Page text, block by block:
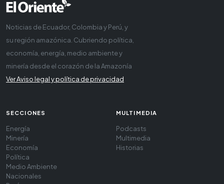
Noticias de Ecuador, Colombia y Perú, y
su región amazónica. Cubriendo política,
economía, energía, medio ambiente y
minería desde el corazón de la Amazonía
Ver Aviso legal y política de privacidad
SECCIONES
Energía
Minería
Economía
Política
Medio Ambiente
Nacionales
MULTIMEDIA
Podcasts
Multimedia
Historias